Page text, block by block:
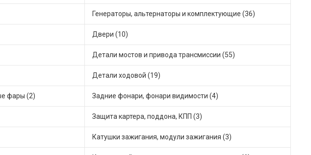
Генераторы, альтернаторы и комплектующие (36)
Двери (10)
Детали мостов и привода трансмиссии (55)
Детали ходовой (19)
фары (2) Задние фонари, фонари видимости (4)
Защита картера, поддона, КПП (3)
Катушки зажигания, модули зажигания (3)